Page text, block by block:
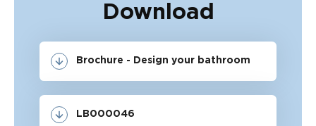
Download
Brochure - Design your bathroom
LB000046